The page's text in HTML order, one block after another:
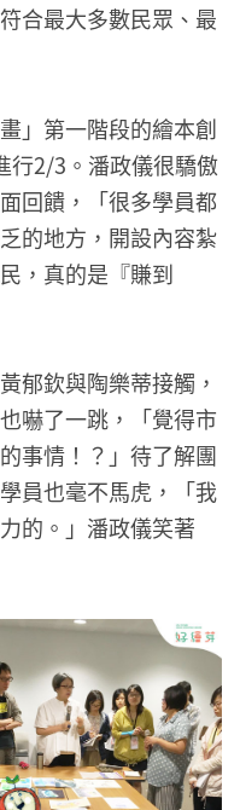
合最大多數民眾、最
」第一階段的繪本創
行2/3。潘政儀很驕傲
回饋，「很多學員都
的地方，開設內容紮
，真的是『賺到
郁欽與陶樂蒂接觸，
嚇了一跳，「覺得市
事情！？」待了解團
員也毫不馬虎，「我
的。」潘政儀笑著